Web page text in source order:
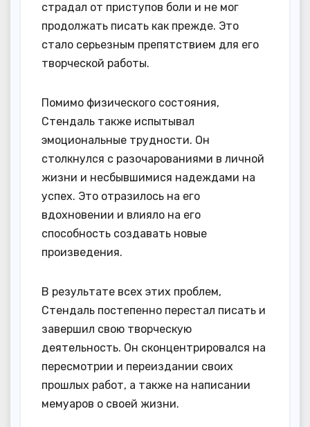
страдал от приступов боли и не мог
продолжать писать как прежде. Это
стало серьезным препятствием для его
творческой работы.
Помимо физического состояния,
Стендаль также испытывал
эмоциональные трудности. Он
столкнулся с разочарованиями в личной
жизни и несбывшимися надеждами на
успех. Это отразилось на его
вдохновении и влияло на его
способность создавать новые
произведения.
В результате всех этих проблем,
Стендаль постепенно перестал писать и
завершил свою творческую
деятельность. Он сконцентрировался на
пересмотрии и переиздании своих
прошлых работ, а также на написании
мемуаров о своей жизни.